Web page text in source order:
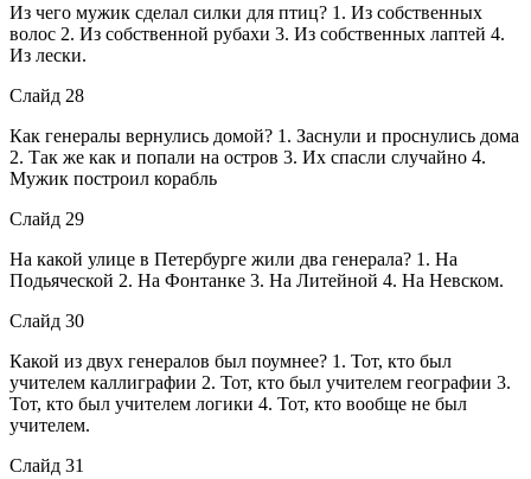
Из чего мужик сделал силки для птиц? 1. Из собственных
волос 2. Из собственной рубахи 3. Из собственных лаптей 4.
Из лески.
Слайд 28
Как генералы вернулись домой? 1. Заснули и проснулись дома
2. Так же как и попали на остров 3. Их спасли случайно 4.
Мужик построил корабль
Слайд 29
На какой улице в Петербурге жили два генерала? 1. На
Подьяческой 2. На Фонтанке 3. На Литейной 4. На Невском.
Слайд 30
Какой из двух генералов был поумнее? 1. Тот, кто был
учителем каллиграфии 2. Тот, кто был учителем географии 3.
Тот, кто был учителем логики 4. Тот, кто вообще не был
учителем.
Слайд 31